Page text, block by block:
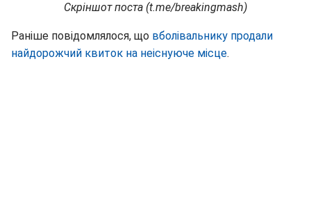
Скріншот поста (t.me/breakingmash)
Раніше повідомлялося, що вболівальнику продали
найдорожчий квиток на неіснуюче місце.